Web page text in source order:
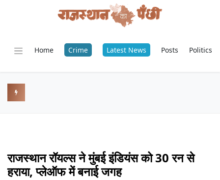
Home Crime Latest News Posts Politics
राजस्थान रॉयल्स ने मुंबई इंडियंस को 30 रन से
हराया, प्लेऑफ में बनाई जगह